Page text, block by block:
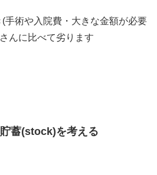
手術や入院費・大きな金額が必要
んに比べて劣ります
蓄(stock)を考える